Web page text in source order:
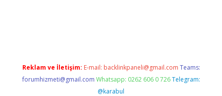
Reklam ve İletişim: E-mail: backlinkpaneli@gmail.com Teams:
forumhizmeti@gmail.com Whatsapp: 0262 606 0 726 Telegram:
@karabul